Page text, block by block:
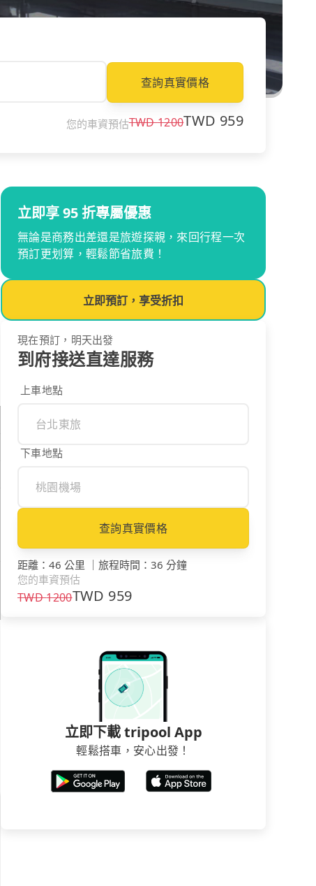
查詢真實價格
您的車資預估TWD1200TWD 959
立即享 95 折專屬優惠
無論是商務出差還是旅遊探親，來回行程一次
預訂更划算，輕鬆節省旅費！
立即預訂，享受折扣
現在預訂，明天出發
到府接送直達服務
上車地點
下車地點
查詢真實價格
距離 ： 46 公里 ｜ 旅程時間 ： 36 分鐘
您的車資預估
TWD1200TWD 959
立即下載 tripool App
輕鬆搭車，安心出發！